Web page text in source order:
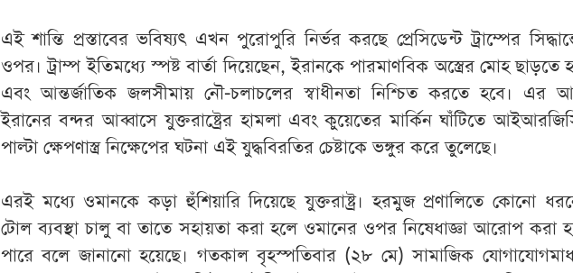
এই শান্তি প্রস্তাবের ভবিষ্যৎ এখন পুরোপুরি নির্ভর করছে প্রেসিডেন্ট ট্রাম্পের
ওপর। ট্রাম্প ইতিমধ্যে স্পষ্ট বার্তা দিয়েছেন, ইরানকে পারমাণবিক অস্ত্রের মোহ ছাড়তে
এবং আন্তর্জাতিক জলসীমায় নৌ-চলাচলের স্বাধীনতা নিশ্চিত করতে হবে। এর
ইরানের বন্দর আব্বাসে যুক্তরাষ্ট্রের হামলা এবং কুয়েতের মার্কিন ঘাঁটিতে
পাল্টা ক্ষেপণাস্ত্র নিক্ষেপের ঘটনা এই যুদ্ধবিরতির চেষ্টাকে ভঙ্গুর করে তুলেছে।
এরই মধ্যে ওমানকে কড়া হুঁশিয়ারি দিয়েছে যুক্তরাষ্ট্র। হরমুজ প্রণালিতে কোনো
টোল ব্যবস্থা চালু বা তাতে সহায়তা করা হলে ওমানের ওপর নিষেধাজ্ঞা আরোপ করা
পারে বলে জানানো হয়েছে। গতকাল বৃহস্পতিবার (২৮ মে) সামাজিক